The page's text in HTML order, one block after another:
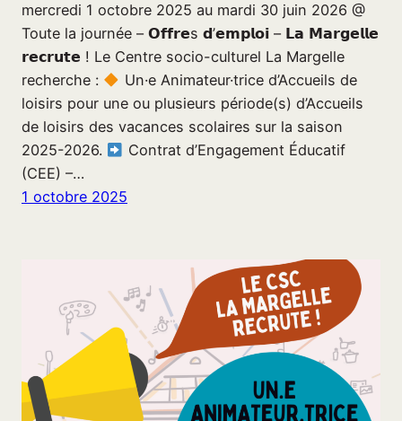
mercredi 1 octobre 2025 au mardi 30 juin 2026 @
Toute la journée – 𝗢𝗳𝗳𝗿𝗲s 𝗱’𝗲𝗺𝗽𝗹𝗼𝗶 – 𝗟𝗮 𝗠𝗮𝗿𝗴𝗲𝗹𝗹𝗲
𝗿𝗲𝗰𝗿𝘂𝘁𝗲 ! Le Centre socio-culturel La Margelle
recherche :
Un·e Animateur·trice d’Accueils de
loisirs pour une ou plusieurs période(s) d’Accueils
de loisirs des vacances scolaires sur la saison
2025-2026.
Contrat d’Engagement Éducatif
(CEE) –…
1 octobre 2025